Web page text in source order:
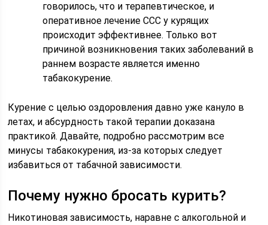
говорилось, что и терапевтическое, и
оперативное лечение ССС у курящих
происходит эффективнее. Только вот
причиной возникновения таких заболеваний в
раннем возрасте является именно
табакокурение.
Курение с целью оздоровления давно уже кануло в
летах, и абсурдность такой терапии доказана
практикой. Давайте, подробно рассмотрим все
минусы табакокурения, из-за которых следует
избавиться от табачной зависимости.
Почему нужно бросать курить?
Никотиновая зависимость, наравне с алкогольной и